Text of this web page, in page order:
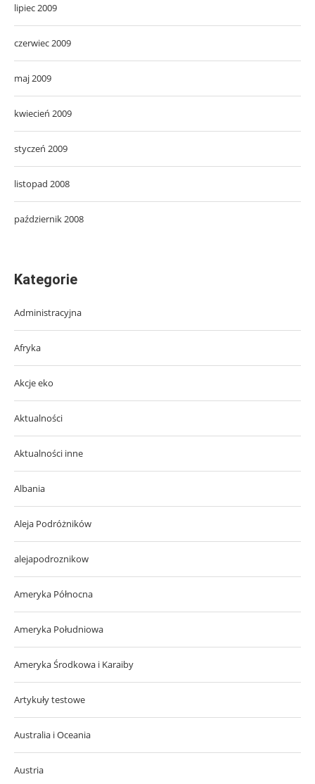
lipiec 2009
czerwiec 2009
maj 2009
kwiecień 2009
styczeń 2009
listopad 2008
październik 2008
Kategorie
Administracyjna
Afryka
Akcje eko
Aktualności
Aktualności inne
Albania
Aleja Podróżników
alejapodroznikow
Ameryka Północna
Ameryka Południowa
Ameryka Środkowa i Karaiby
Artykuły testowe
Australia i Oceania
Austria